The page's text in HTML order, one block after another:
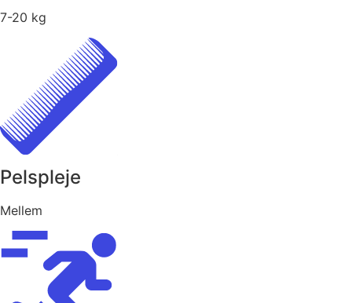
7-20 kg
Pelspleje
Mellem